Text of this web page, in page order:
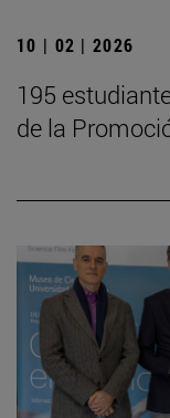
10 | 02 | 2026
195
de la